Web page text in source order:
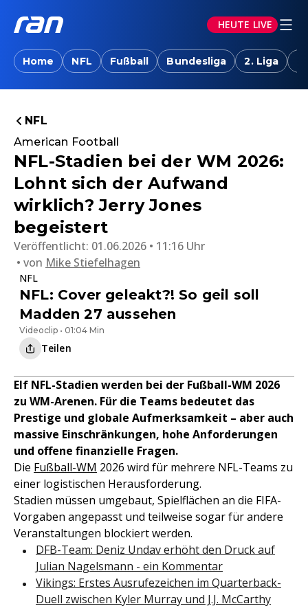
HEUTE LIVE
Home NFL Fußball Bundesliga 2. Liga
NFL
American Football
NFL-Stadien bei der WM 2026:
Lohnt sich der Aufwand
wirklich? Jerry Jones
begeistert
Veröffentlicht: 01.06.2026 • 11:16 Uhr
von Mike Stiefelhagen
NFL
NFL: Cover geleakt?! So geil soll
Madden 27 aussehen
Videoclip • 01:04 Min
Teilen
Elf NFL-Stadien werden bei der Fußball-WM 2026
zu WM-Arenen. Für die Teams bedeutet das
Prestige und globale Aufmerksamkeit – aber auch
massive Einschränkungen, hohe Anforderungen
und offene finanzielle Fragen.
Die Fußball-WM 2026 wird für mehrere NFL-Teams zu
einer logistischen Herausforderung.
Stadien müssen umgebaut, Spielflächen an die FIFA-
Vorgaben angepasst und teilweise sogar für andere
Veranstaltungen blockiert werden.
DFB-Team: Deniz Undav erhöht den Druck auf
Julian Nagelsmann - ein Kommentar
Vikings: Erstes Ausrufezeichen im Quarterback-
Duell zwischen Kyler Murray und J.J. McCarthy